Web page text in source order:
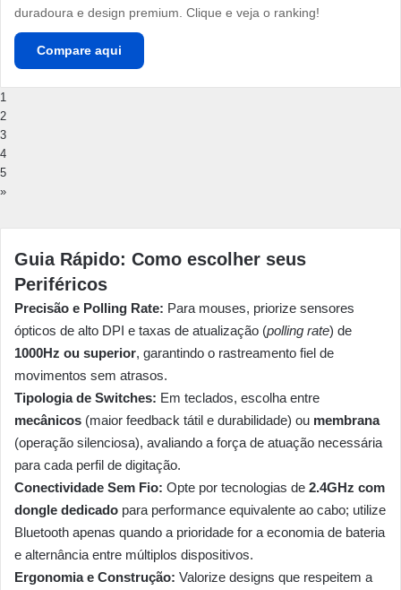
duradoura e design premium. Clique e veja o ranking!
Compare aqui
1
2
3
4
5
»
Guia Rápido: Como escolher seus
Periféricos
Precisão e Polling Rate: Para mouses, priorize sensores
ópticos de alto DPI e taxas de atualização (polling rate) de
1000Hz ou superior, garantindo o rastreamento fiel de
movimentos sem atrasos.
Tipologia de Switches: Em teclados, escolha entre
mecânicos (maior feedback tátil e durabilidade) ou membrana
(operação silenciosa), avaliando a força de atuação necessária
para cada perfil de digitação.
Conectividade Sem Fio: Opte por tecnologias de 2.4GHz com
dongle dedicado para performance equivalente ao cabo; utilize
Bluetooth apenas quando a prioridade for a economia de bateria
e alternância entre múltiplos dispositivos.
Ergonomia e Construção: Valorize designs que respeitem a